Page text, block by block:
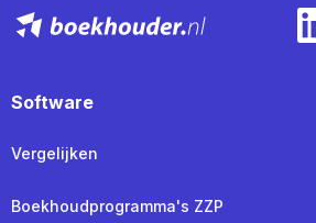
Software
Vergelijken
Boekhoudprogramma's ZZP